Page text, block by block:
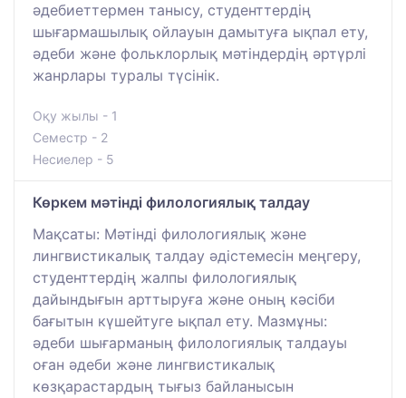
әдебиеттермен танысу, студенттердің
шығармашылық ойлауын дамытуға ықпал ету,
әдеби және фольклорлық мәтіндердің әртүрлі
жанрлары туралы түсінік.
Оқу жылы - 1
Семестр - 2
Несиелер - 5
Көркем мәтінді филологиялық талдау
Мақсаты: Мәтінді филологиялық және
лингвистикалық талдау әдістемесін меңгеру,
студенттердің жалпы филологиялық
дайындығын арттыруға және оның кәсіби
бағытын күшейтуге ықпал ету. Мазмұны:
әдеби шығарманың филологиялық талдауы
оған әдеби және лингвистикалық
көзқарастардың тығыз байланысын